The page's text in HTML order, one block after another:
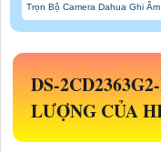
Trọn Bộ Camera Dahua Ghi Âm
DS-
LƯỢNG CỦA